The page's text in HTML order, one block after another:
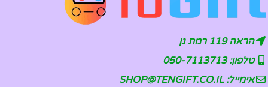
הראה 119 רמת גן
טלפון: 050-7113713
אימייל: SHOP@TENGIFT.CO.IL